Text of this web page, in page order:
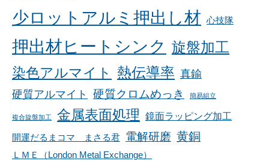
少ロットアルミ押出し材 心技隊
押出材ヒートシンク 旋盤加工
染色アルマイト 熱伝導率 真鍮
硬質アルマイト
硬質クロムめっき 簡易組立
複合旋盤加工 金属表面処理 鏡面ラッピング加工
開運だるまコマ まさる君 電解研磨 黄銅
ＬＭＥ（London Metal Exchange）